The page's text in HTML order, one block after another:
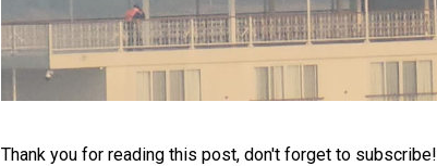
Thank you for reading this post, don't forget to subscribe!